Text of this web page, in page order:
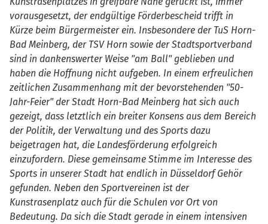
vorausgesetzt, der endgültige Förderbescheid trifft in
Kürze beim Bürgermeister ein. Insbesondere der TuS Horn-
Bad Meinberg, der TSV Horn sowie der Stadtsportverband
sind in dankenswerter Weise "am Ball" geblieben und
haben die Hoffnung nicht aufgeben. In einem erfreulichen
zeitlichen Zusammenhang mit der bevorstehenden "50-
Jahr-Feier" der Stadt Horn-Bad Meinberg hat sich auch
gezeigt, dass letztlich ein breiter Konsens aus dem Bereich
der Politik, der Verwaltung und des Sports dazu
beigetragen hat, die Landesförderung erfolgreich
einzufordern. Diese gemeinsame Stimme im Interesse des
Sports in unserer Stadt hat endlich in Düsseldorf Gehör
gefunden. Neben den Sportvereinen ist der
Kunstrasenplatz auch für die Schulen vor Ort von
Bedeutung. Da sich die Stadt gerade in einem intensiven